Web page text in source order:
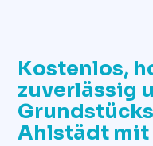
Kostenlos,
zuverlässig
Ahlstädt mit